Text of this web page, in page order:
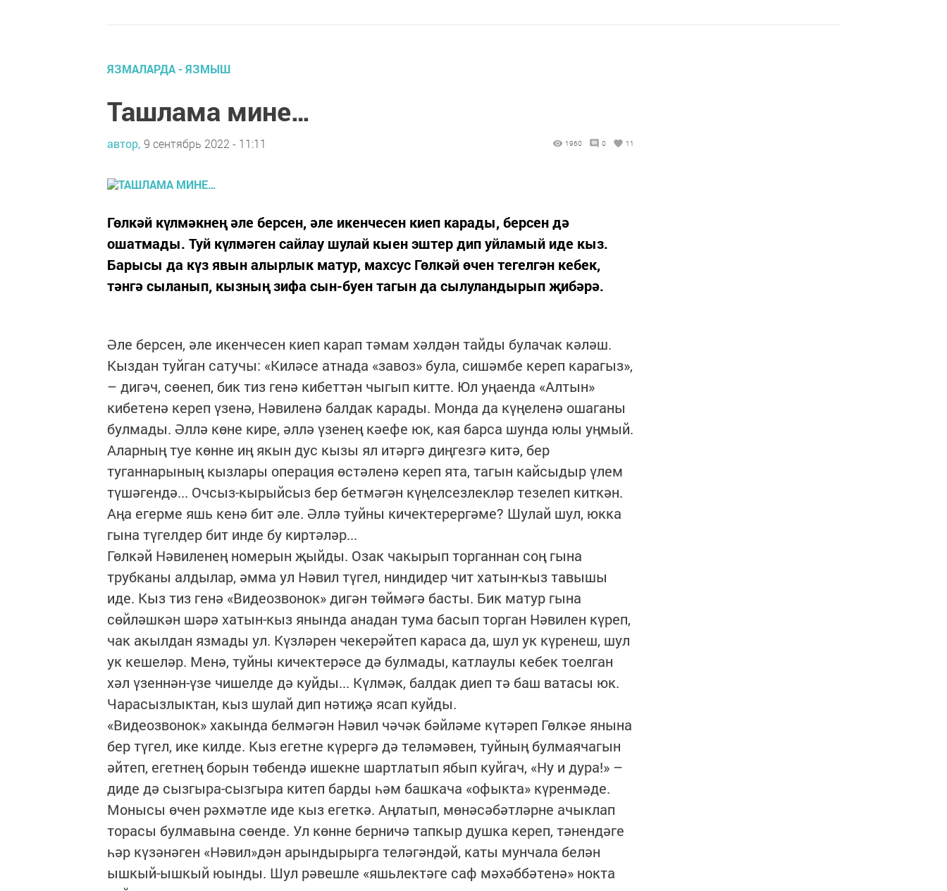
ЯЗМАЛАРДА - ЯЗМЫШ
Ташлама мине…
автор, 9 сентябрь 2022 - 11:11 1960 0 11
Гөлкәй күлмәкнең әле берсен, әле икенчесен киеп карады, берсен дә
ошатмады. Туй күлмәген сайлау шулай кыен эштер дип уйламый иде кыз.
Барысы да күз явын алырлык матур, махсус Гөлкәй өчен тегелгән кебек,
тәнгә сыланып, кызның зифа сын-буен тагын да сылуландырып җибәрә.
Әле берсен, әле икенчесен киеп карап тәмам хәлдән тайды булачак кәләш.
Кыздан туйган сатучы: «Киләсе атнада «завоз» була, сишәмбе кереп карагыз»,
– дигәч, сөенеп, бик тиз генә кибеттән чыгып китте. Юл уңаенда «Алтын»
кибетенә кереп үзенә, Нәвиленә балдак карады. Монда да күңеленә ошаганы
булмады. Әллә көне кире, әллә үзенең кәефе юк, кая барса шунда юлы уңмый.
Аларның туе көнне иң якын дус кызы ял итәргә диңгезгә китә, бер
туганнарының кызлары операция өстәленә кереп ята, тагын кайсыдыр үлем
түшәгендә... Очсыз-кырыйсыз бер бетмәгән күңелсезлекләр тезелеп киткән.
Аңа егерме яшь кенә бит әле. Әллә туйны кичектерергәме? Шулай шул, юкка
гына түгелдер бит инде бу киртәләр...
Гөлкәй Нәвиленең номерын җыйды. Озак чакырып торганнан соң гына
трубканы алдылар, әмма ул Нәвил түгел, ниндидер чит хатын-кыз тавышы
иде. Кыз тиз генә «Видеозвонок» дигән төймәгә басты. Бик матур гына
сөйләшкән шәрә хатын-кыз янында анадан тума басып торган Нәвилен күреп,
чак акылдан язмады ул. Күзләрен чекерәйтеп караса да, шул ук күренеш, шул
ук кешеләр. Менә, туйны кичектерәсе дә булмады, катлаулы кебек тоелган
хәл үзеннән-үзе чишелде дә куйды... Күлмәк, балдак диеп тә баш ватасы юк.
Чарасызлыктан, кыз шулай дип нәтиҗә ясап куйды.
«Видеозвонок» хакында белмәгән Нәвил чәчәк бәйләме күтәреп Гөлкәе янына
бер түгел, ике килде. Кыз егетне күрергә дә теләмәвен, туйның булмаячагын
әйтеп, егетнең борын төбендә ишекне шартлатып ябып куйгач, «Ну и дура!» –
диде дә сызгыра-сызгыра китеп барды һәм башкача «офыкта» күренмәде.
Монысы өчен рәхмәтле иде кыз егеткә. Аңлатып, мөнәсәбәтләрне ачыклап
торасы булмавына сөенде. Ул көнне берничә тапкыр душка кереп, тәнендәге
һәр күзәнәген «Нәвил»дән арындырырга теләгәндәй, каты мунчала белән
ышкый-ышкый юынды. Шул рәвешле «яшьлектәге саф мәхәббәтенә» нокта